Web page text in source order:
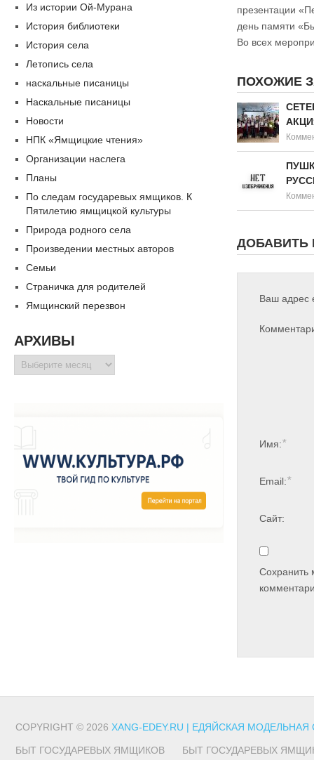
презентации
день памяти
Во всех
ПОХОЖИЕ
ДОБАВИТЬ
Ваш адрес
Имя:*
Email:*
Сайт:
Сохранить
Из истории Ой-Мурана
История библиотеки
История села
Летопись села
наскальные писаницы
Наскальные писаницы
Новости
НПК «Ямщицкие чтения»
Организации наслега
Планы
По следам государевых ямщиков. К
Пятилетию ямщицкой культуры
Природа родного села
Произведении местных авторов
Семьи
Страничка для родителей
Ямщинский перезвон
АРХИВЫ
Архивы
COPYRIGHT © 2026 XANG-EDEY.RU | ЕДЯЙСКАЯ
БЫТ ГОСУДАРЕВЫХ ЯМЩИКОВ БЫТ ГОСУДАРЕВЫХ